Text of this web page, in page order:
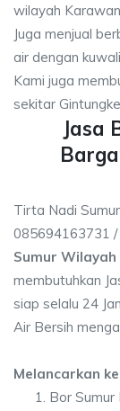
wilayah
Juga menjual
air dengan
Kami juga
sekitar
Jasa
Tirta Nadi
085694163731
Sumur
membutuhkan
siap selalu 24
Air Bersih
Melancarkan
Bor Sumur